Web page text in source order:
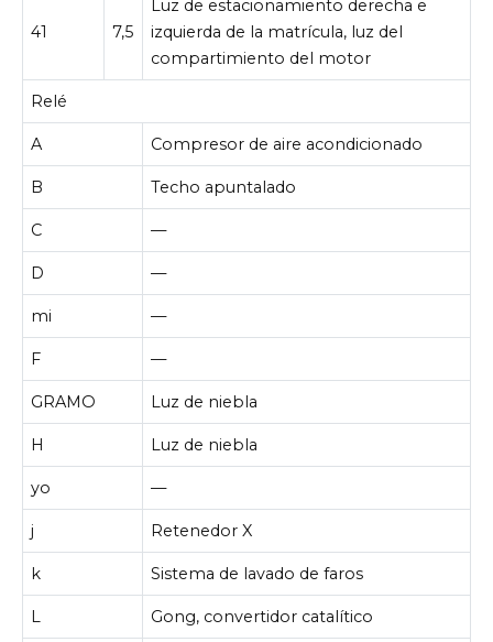
41 7,5
Luz de estacionamiento derecha e
izquierda de la matrícula, luz del
compartimiento del motor
Relé
A Compresor de aire acondicionado
B Techo apuntalado
C —
D —
mi —
F —
GRAMO Luz de niebla
H Luz de niebla
yo —
j Retenedor X
k Sistema de lavado de faros
L Gong, convertidor catalítico